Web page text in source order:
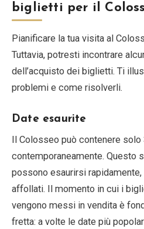
biglietti per il
Pianificare la tua visita al
Tuttavia, potresti incontrare
dell’acquisto dei biglietti. Ti
problemi e come risolverli.
Date esaurite
Il Colosseo può contenere solo
contemporaneamente. Questo
possono esaurirsi
affollati. Il momento in cui i
vengono messi in vendita è
fretta: a volte le date più